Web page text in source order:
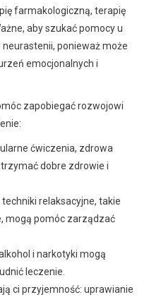
farmakologiczną, terapię
aby szukać pomocy u
ponieważ może
emocjonalnych i
zapobiegać rozwojowi
ćwiczenia, zdrowa
dobre zdrowie i
relaksacyjne, takie
mogą pomóc zarządzać
i narkotyki mogą
leczenie.
ci przyjemność: uprawianie